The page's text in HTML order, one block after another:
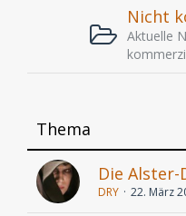
Nicht
Aktuelle
Thema
Die
DRY 22. März